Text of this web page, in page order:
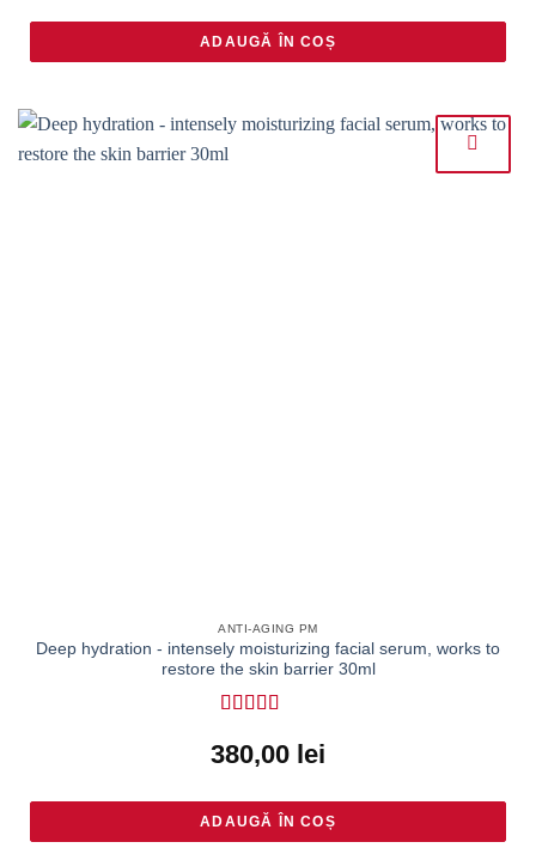
ADAUGĂ ÎN COȘ
ANTI-AGING PM
Deep hydration - intensely moisturizing facial serum, works to
restore the skin barrier 30ml
out of 5
380,00 lei
ADAUGĂ ÎN COȘ